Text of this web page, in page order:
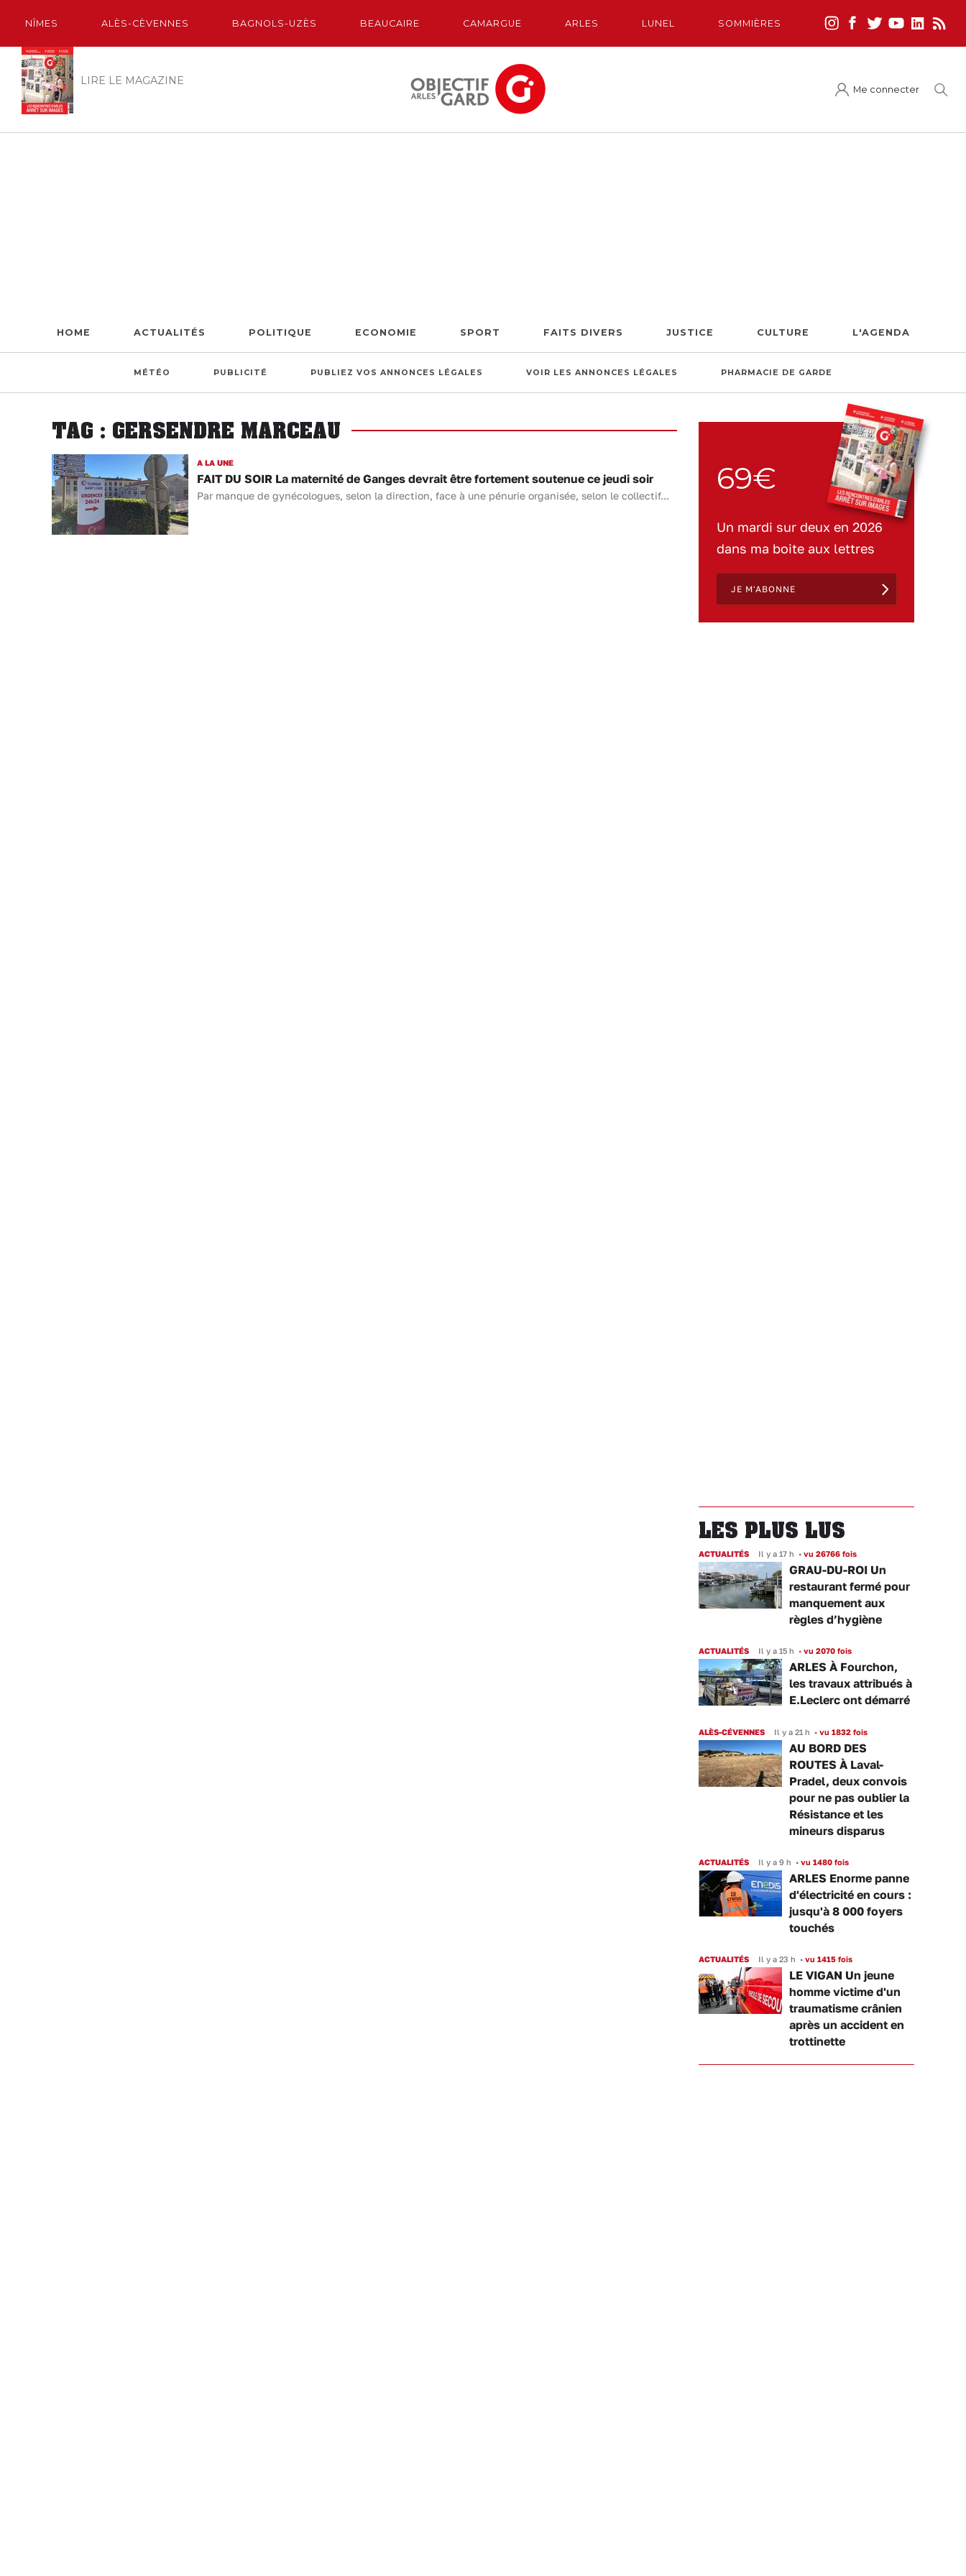
NÎMES ALÈS-CÈVENNES BAGNOLS-UZÈS BEAUCAIRE CAMARGUE ARLES LUNEL SOMMIÈRES
LIRE LE MAGAZINE
Me connecter
HOME ACTUALITÉS POLITIQUE ECONOMIE SPORT FAITS DIVERS JUSTICE CULTURE L'AGENDA
MÉTÉO PUBLICITÉ PUBLIEZ VOS ANNONCES LÉGALES VOIR LES ANNONCES LÉGALES PHARMACIE DE GARDE
TAG : GERSENDRE MARCEAU
A LA UNE
FAIT DU SOIR La maternité de Ganges devrait être fortement soutenue ce jeudi soir
Par manque de gynécologues, selon la direction, face à une pénurie organisée, selon le collectif... 69€
Un mardi sur deux en 2026
dans ma boite aux lettres
JE M'ABONNE
LES PLUS LUS
ACTUALITÉS Il y a 17 h • vu 26766 fois
GRAU-DU-ROI Un
restaurant fermé pour
manquement aux
règles d’hygiène
ACTUALITÉS Il y a 15 h • vu 2070 fois
ARLES À Fourchon,
les travaux attribués à
E.Leclerc ont démarré
ALÈS-CÉVENNES Il y a 21 h • vu 1832 fois
AU BORD DES
ROUTES À Laval-
Pradel, deux convois
pour ne pas oublier la
Résistance et les
mineurs disparus
ACTUALITÉS Il y a 9 h • vu 1480 fois
ARLES Enorme panne
d'électricité en cours :
jusqu'à 8 000 foyers
touchés
ACTUALITÉS Il y a 23 h • vu 1415 fois
LE VIGAN Un jeune
homme victime d'un
traumatisme crânien
après un accident en
trottinette